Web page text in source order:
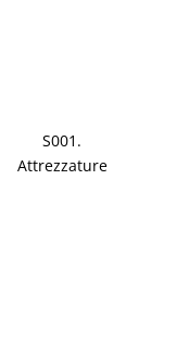
S001.
Attrezzature